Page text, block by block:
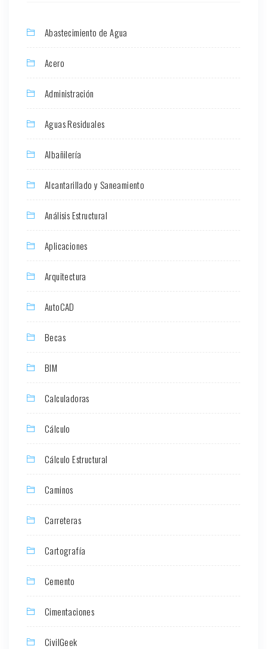
Abastecimiento de Agua
Acero
Administración
Aguas Residuales
Albañilería
Alcantarillado y Saneamiento
Análisis Estructural
Aplicaciones
Arquitectura
AutoCAD
Becas
BIM
Calculadoras
Cálculo
Cálculo Estructural
Caminos
Carreteras
Cartografía
Cemento
Cimentaciones
CivilGeek